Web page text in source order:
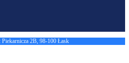
Piekarnicza 2B, 98-100 Łask